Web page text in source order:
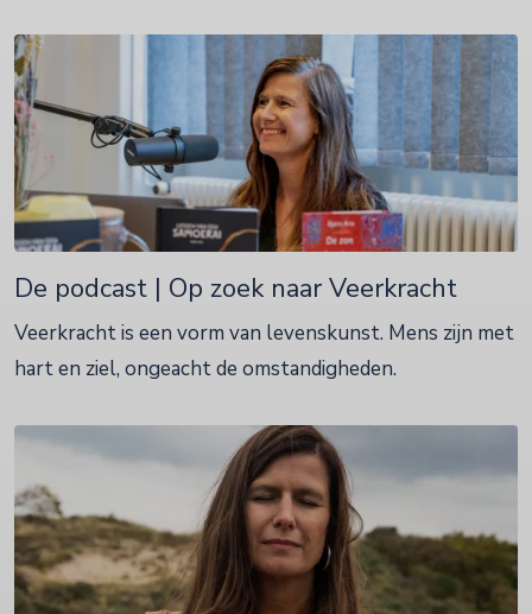
De podcast | Op zoek naar Veerkracht
Veerkracht is een vorm van levenskunst. Mens zijn met
hart en ziel, ongeacht de omstandigheden.